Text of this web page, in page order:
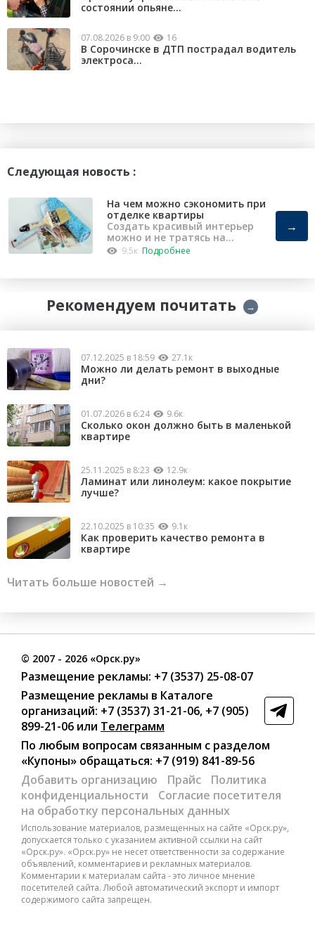
состоянии опьяне...
07.08.2026 в 9:00 16
В Сорочинске в ДТП пострадал водитель
электроса...
Следующая новость :
На чем можно сэкономить при
отделке квартиры
Создать красивый интерьер
можно и не тратясь на
капремонт
9.5к Подробнее
→
Рекомендуем почитать →
07.12.2025 в 18:59 27.1к
Можно ли делать ремонт в выходные
дни?
01.07.2026 в 6:24 9.6к
Сколько окон должно быть в маленькой
квартире
25.11.2025 в 8:23 12.9к
Ламинат или линолеум: какое покрытие
лучше?
22.10.2025 в 10:35 9.1к
Как проверить качество ремонта в
квартире
Читать больше новостей →
© 2007 - 2026 «Орск.ру»
Размещение рекламы: +7 (3537) 25-08-07
Размещение рекламы в Каталоге
организаций: +7 (3537) 31-21-06, +7 (905)
899-21-06 или Телеграмм
По любым вопросам связанным с разделом
«Купоны» обращаться: +7 (919) 841-89-56
Добавить организацию
Прайс
Политика
конфиденциальности
Согласие посетителя
на обработку персональных данных
Использование материалов, размещенных на сайте «Орск.ру»,
допускается только с указанием активной ссылки на сайт
«Орск.ру». «Орск.ру» не несет ответственности за содержание
объявлений, комментариев и рекламных материалов.
Комментарии к материалам сайта - это личное мнение
посетителей сайта. Любой автоматический экспорт и импорт
содержимого сайта запрещен.